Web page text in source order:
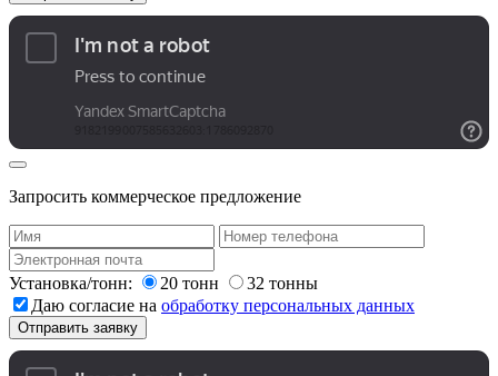
Запросить коммерческое предложение
Установка/тонн: 20 тонн
32 тонны
Даю согласие на обработку персональных данных